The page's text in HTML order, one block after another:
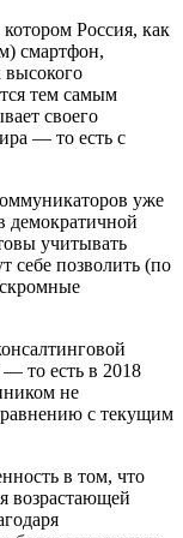
Россия, как
смартфон,
высокого
тем самым
своего
— то есть с
уже
демократичной
учитывать
себе позволить (по
то есть в 2018
не
с текущим
в том, что
возрастающей